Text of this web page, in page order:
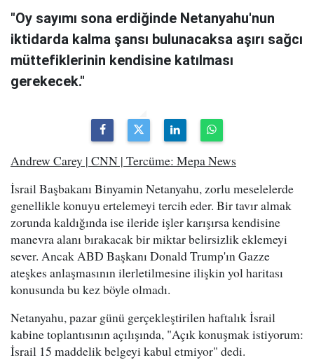
"Oy sayımı sona erdiğinde Netanyahu'nun
iktidarda kalma şansı bulunacaksa aşırı sağcı
müttefiklerinin kendisine katılması
gerekecek."
Andrew Carey | CNN | Tercüme: Mepa News
İsrail Başbakanı Binyamin Netanyahu, zorlu meselelerde
genellikle konuyu ertelemeyi tercih eder. Bir tavır almak
zorunda kaldığında ise ileride işler karışırsa kendisine
manevra alanı bırakacak bir miktar belirsizlik eklemeyi
sever. Ancak ABD Başkanı Donald Trump'ın Gazze
ateşkes anlaşmasının ilerletilmesine ilişkin yol haritası
konusunda bu kez böyle olmadı.
Netanyahu, pazar günü gerçekleştirilen haftalık İsrail
kabine toplantısının açılışında, "Açık konuşmak istiyorum:
İsrail 15 maddelik belgeyi kabul etmiyor" dedi.